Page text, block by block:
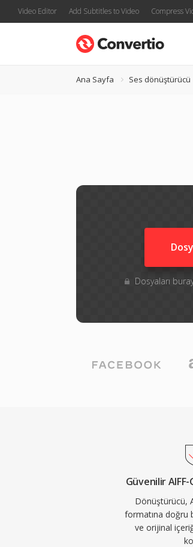
Video Editor Add Subtitles to Video Compress
Ana Sayfa Ses dönüştürücü
Dosyaları
Güvenilir
Dönüştürücü,
formatına doğru
ve orijinal